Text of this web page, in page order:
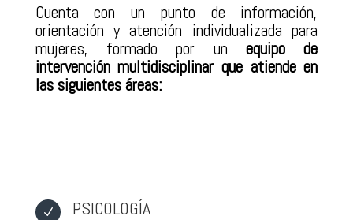
Cuenta con un punto de información,
orientación y atención individualizada para
mujeres, formado por un equipo de
intervención multidisciplinar que atiende en
las siguientes áreas:
N PSICOLOGÍA